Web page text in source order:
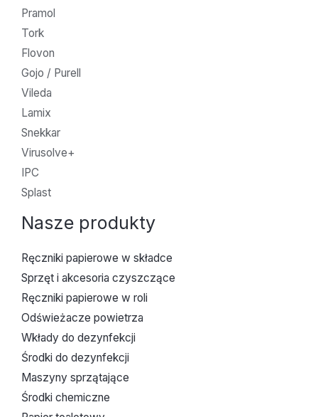
Pramol
Tork
Flovon
Gojo / Purell
Vileda
Lamix
Snekkar
Virusolve+
IPC
Splast
Nasze produkty
Ręczniki papierowe w składce
Sprzęt i akcesoria czyszczące
Ręczniki papierowe w roli
Odświeżacze powietrza
Wkłady do dezynfekcji
Środki do dezynfekcji
Maszyny sprzątające
Środki chemiczne